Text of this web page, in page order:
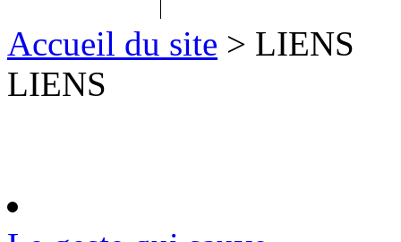
Accueil du site > LIENS
LIENS